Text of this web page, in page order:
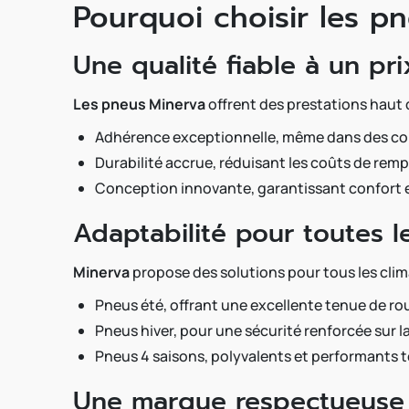
Pourquoi choisir les
Une qualité fiable à un
Les pneus Minervaoffrent des prestations haut
Adhérence exceptionnelle, même dans des
Durabilité accrue, réduisant les coûts de
Conception innovante, garantissant confort
Adaptabilité pour toutes
Minervapropose des solutions pour tous les
Pneus été, offrant une excellente tenue de
Pneus hiver, pour une sécurité renforcée sur
Pneus 4 saisons, polyvalents et performants